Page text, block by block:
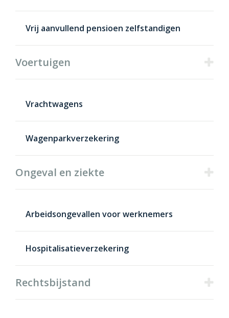
Vrij aanvullend pensioen zelfstandigen
Voertuigen
Vrachtwagens
Wagenparkverzekering
Ongeval en ziekte
Arbeidsongevallen voor werknemers
Hospitalisatieverzekering
Rechtsbijstand